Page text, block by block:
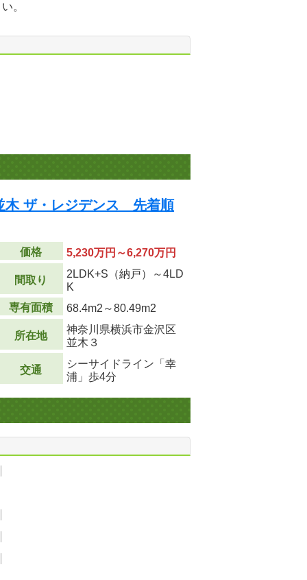
。
木 ザ・レジデンス 先着順
価格 5,230万円～6,270万円
間取り
2LDK+S（納戸）～4LD
K
専有面積
68.4m2 ～80.49m2
所在地
神奈川県横浜市金沢区
並木３
交通
シーサイドライン「幸
浦」歩4分